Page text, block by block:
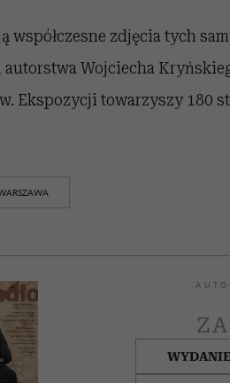
współczesne zdjęcia tych
autorstwa Wojciecha
Ekspozycji towarzyszy 180